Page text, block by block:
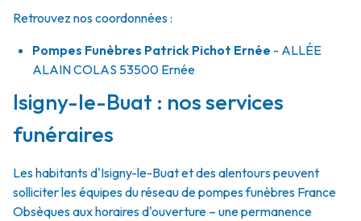
Retrouvez nos coordonnées :
Pompes Funèbres Patrick Pichot Ernée - ALLÉE
ALAIN COLAS 53500 Ernée
Isigny-le-Buat : nos services
funéraires
Les habitants d'Isigny-le-Buat et des alentours peuvent
solliciter les équipes du réseau de pompes funèbres France
Obsèques aux horaires d'ouverture – une permanence